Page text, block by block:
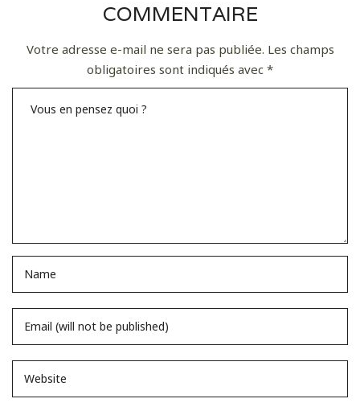
COMMENTAIRE
Votre adresse e-mail ne sera pas publiée. Les champs
obligatoires sont indiqués avec *